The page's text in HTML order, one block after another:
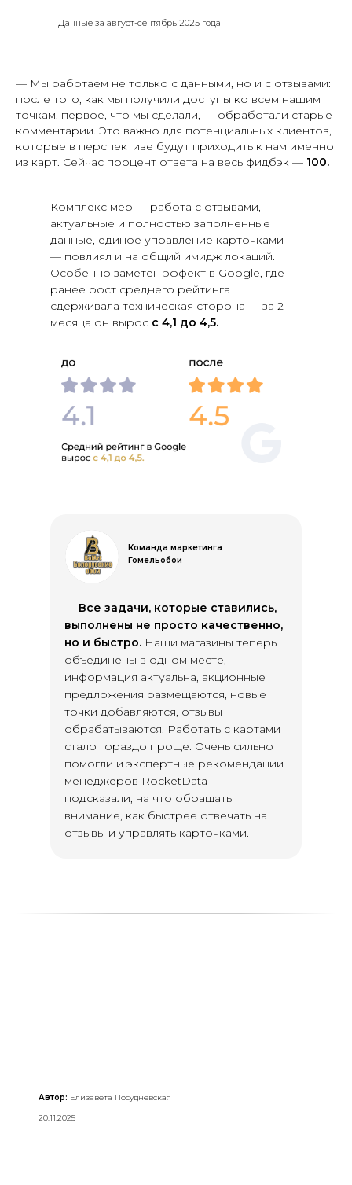
Данные за август-сентябрь 2025 года
— Мы работаем не только с данными, но и с отзывами:
после того, как мы получили доступы ко всем нашим
точкам, первое, что мы сделали, — обработали старые
комментарии. Это важно для потенциальных клиентов,
которые в перспективе будут приходить к нам именно
из карт. Сейчас процент ответа на весь фидбэк — 100.
Комплекс мер — работа с отзывами,
актуальные и полностью заполненные
данные, единое управление карточками
— повлиял и на общий имидж локаций.
Особенно заметен эффект в Google, где
ранее рост среднего рейтинга
сдерживала техническая сторона — за 2
месяца он вырос с 4,1 до 4,5.
— Все задачи, которые ставились,
выполнены не просто качественно,
но и быстро. Наши магазины теперь
объединены в одном месте,
информация актуальна, акционные
предложения размещаются, новые
точки добавляются, отзывы
обрабатываются. Работать с картами
стало гораздо проще. Очень сильно
помогли и экспертные рекомендации
менеджеров RocketData —
подсказали, на что обращать
внимание, как быстрее отвечать на
отзывы и управлять карточками.
Команда маркетинга
Гомельобои
Автор: Елизавета Посудневская
20.11.2025